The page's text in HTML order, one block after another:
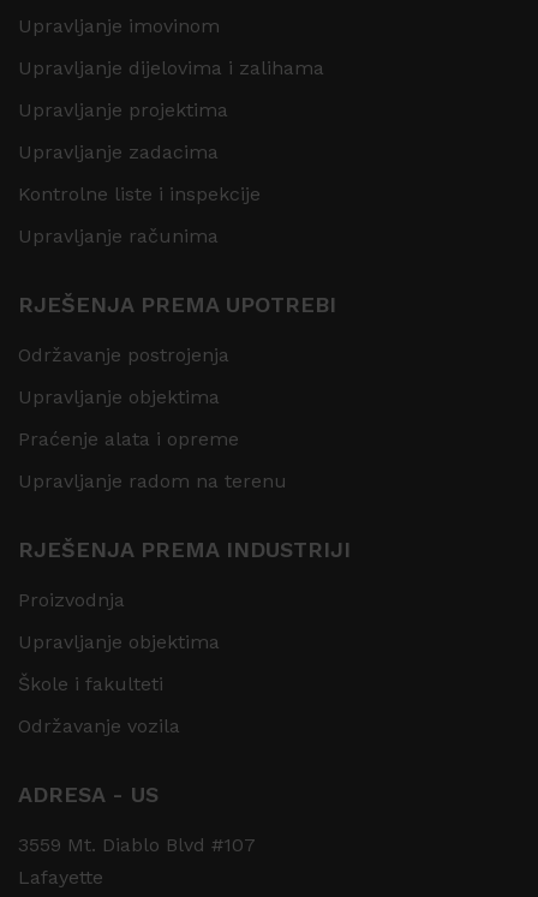
Upravljanje imovinom
Upravljanje dijelovima i zalihama
Upravljanje projektima
Upravljanje zadacima
Kontrolne liste i inspekcije
Upravljanje računima
RJEŠENJA PREMA UPOTREBI
Održavanje postrojenja
Upravljanje objektima
Praćenje alata i opreme
Upravljanje radom na terenu
RJEŠENJA PREMA INDUSTRIJI
Proizvodnja
Upravljanje objektima
Škole i fakulteti
Održavanje vozila
ADRESA - US
3559 Mt. Diablo Blvd #107
Lafayette